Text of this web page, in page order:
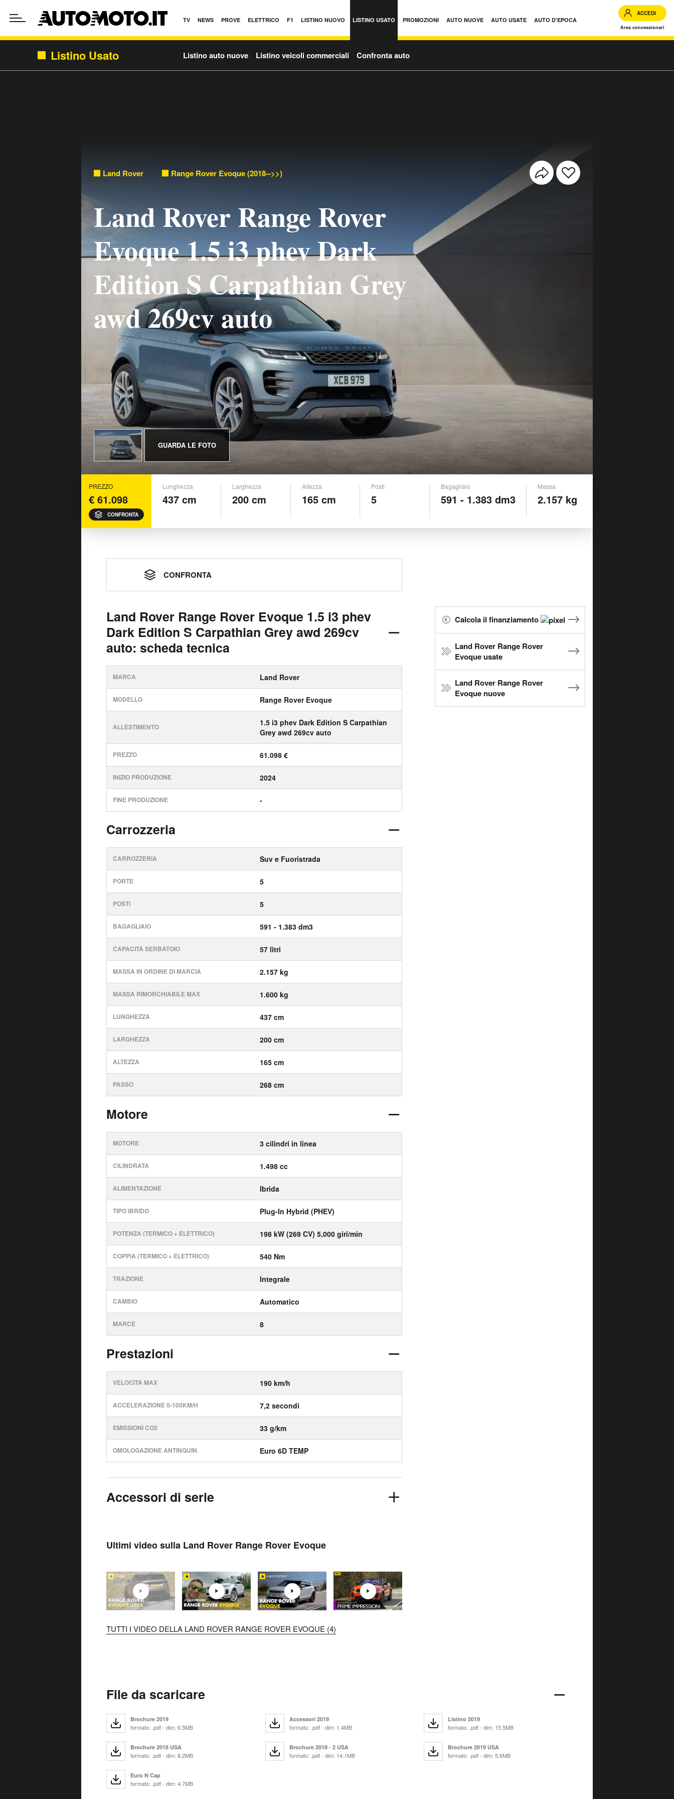
TV NEWS PROVE ELETTRICO F1 LISTINO NUOVO LISTINO USATO PROMOZIONI AUTO NUOVE AUTO USATE AUTO D'EPOCA
ACCEDI
Area concessionari
Listino Usato Listino auto nuove Listino veicoli commerciali Confronta auto
Land Rover Range Rover Evoque (2018-->>)
Land Rover Range Rover
Evoque 1.5 i3 phev Dark
Edition S Carpathian Grey
awd 269cv auto
GUARDA LE FOTO
PREZZO
€ 61.098
CONFRONTA
Lunghezza
437 cm
Larghezza
200 cm
Altezza
165 cm
Posti
5
Bagagliaio
591 - 1.383 dm3
Massa
2.157 kg
CONFRONTA
Land Rover Range Rover Evoque 1.5 i3 phev
Dark Edition S Carpathian Grey awd 269cv
auto: scheda tecnica
MARCA Land Rover
MODELLO Range Rover Evoque
ALLESTIMENTO
1.5 i3 phev Dark Edition S Carpathian
Grey awd 269cv auto
PREZZO 61.098 €
INIZIO PRODUZIONE 2024
FINE PRODUZIONE -
Carrozzeria
CARROZZERIA Suv e Fuoristrada
PORTE 5
POSTI 5
BAGAGLIAIO 591 - 1.383 dm3
CAPACITÀ SERBATOIO 57 litri
MASSA IN ORDINE DI MARCIA 2.157 kg
MASSA RIMORCHIABILE MAX 1.600 kg
LUNGHEZZA 437 cm
LARGHEZZA 200 cm
ALTEZZA 165 cm
PASSO 268 cm
Motore
MOTORE 3 cilindri in linea
CILINDRATA 1.498 cc
ALIMENTAZIONE Ibrida
TIPO IBRIDO Plug-In Hybrid (PHEV)
POTENZA (TERMICO + ELETTRICO) 198 kW (269 CV) 5,000 giri/min
COPPIA (TERMICO + ELETTRICO) 540 Nm
TRAZIONE Integrale
CAMBIO Automatico
MARCE 8
Prestazioni
VELOCITÀ MAX 190 km/h
ACCELERAZIONE 0-100KM/H 7,2 secondi
EMISSIONI CO2 33 g/km
OMOLOGAZIONE ANTINQUIN. Euro 6D TEMP
Accessori di serie
Ultimi video sulla Land Rover Range Rover Evoque
TUTTI I VIDEO DELLA LAND ROVER RANGE ROVER EVOQUE (4)
Calcola il finanziamento
Land Rover Range Rover
Evoque usate
Land Rover Range Rover
Evoque nuove
File da scaricare
Brochure 2019
formato: .pdf - dim: 6.5MB
Accessori 2019
formato: .pdf - dim: 1.4MB
Listino 2019
formato: .pdf - dim: 15.5MB
Brochure 2018 USA
formato: .pdf - dim: 8.2MB
Brochure 2018 - 2 USA
formato: .pdf - dim: 14.1MB
Brochure 2019 USA
formato: .pdf - dim: 5.6MB
Euro N Cap
formato: .pdf - dim: 4.7MB